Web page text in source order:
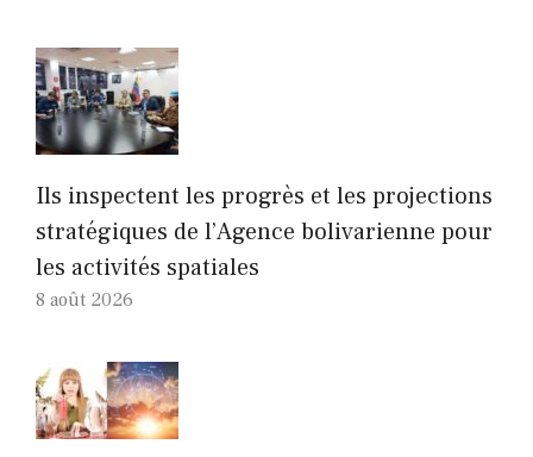
Ils inspectent les progrès et les projections
stratégiques de l’Agence bolivarienne pour
les activités spatiales
8 août 2026